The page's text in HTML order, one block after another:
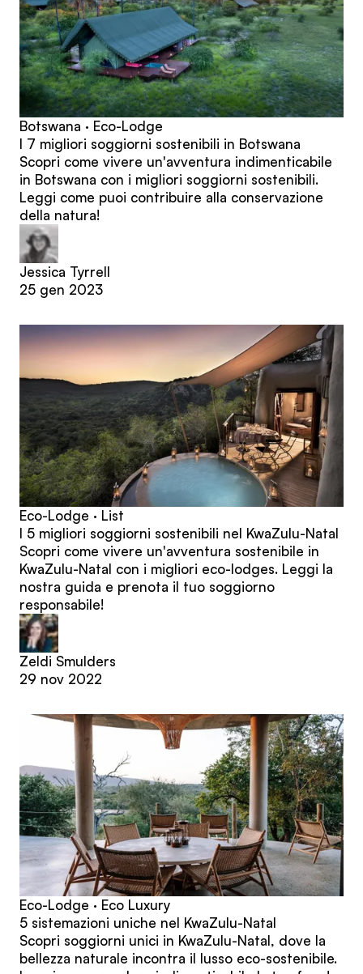
Botswana · Eco-Lodge
I 7 migliori soggiorni sostenibili in Botswana
Scopri come vivere un'avventura indimenticabile
in Botswana con i migliori soggiorni sostenibili.
Leggi come puoi contribuire alla conservazione
della natura!
Jessica Tyrrell
25 gen 2023
Eco-Lodge · List
I 5 migliori soggiorni sostenibili nel KwaZulu-Natal
Scopri come vivere un'avventura sostenibile in
KwaZulu-Natal con i migliori eco-lodges. Leggi la
nostra guida e prenota il tuo soggiorno
responsabile!
Zeldi Smulders
29 nov 2022
Eco-Lodge · Eco Luxury
5 sistemazioni uniche nel KwaZulu-Natal
Scopri soggiorni unici in KwaZulu-Natal, dove la
bellezza naturale incontra il lusso eco-sostenibile.